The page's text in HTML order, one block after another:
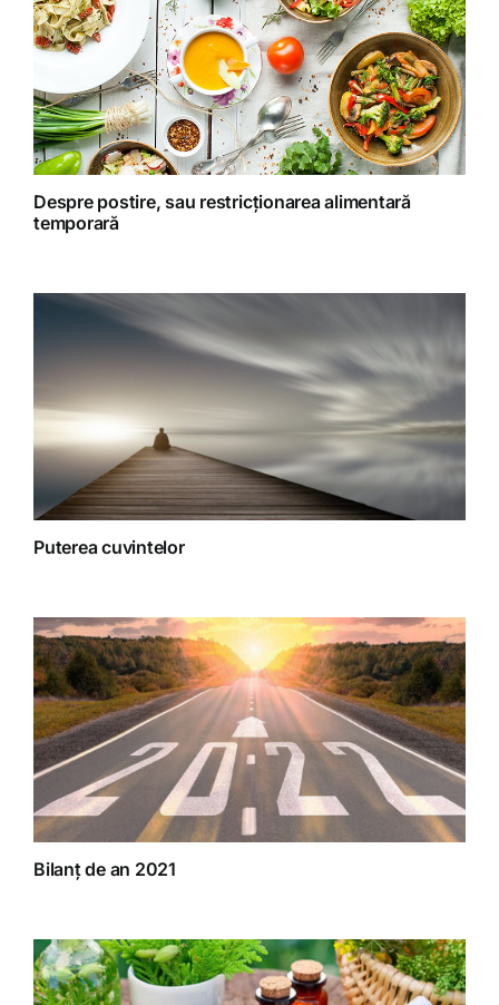
Retete fructariene
Retete preparate
Retete Raw (nepreparate termic)
Despre postire, sau restricționarea alimentară
temporară
Puterea cuvintelor
Bilanț de an 2021